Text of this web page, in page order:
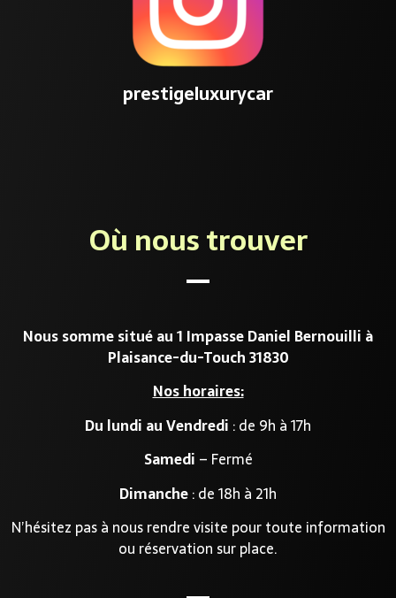
prestigeluxurycar
Où nous trouver
Nous somme situé au 1 Impasse Daniel Bernouilli à
Plaisance-du-Touch 31830
Nos horaires:
Du lundi au Vendredi : de 9h à 17h
Samedi – Fermé
Dimanche: de 18h à 21h
N’hésitez pas à nous rendre visite pour toute information
ou réservation sur place.